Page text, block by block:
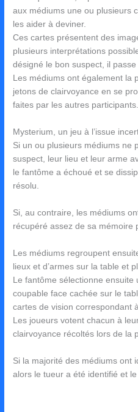
aux médiums une ou plusieurs
les aider à deviner.
Ces cartes présentent des
plusieurs interprétations
désigné le bon suspect, il passe
Les médiums ont également la
jetons de clairvoyance en se
faites par les autres participants.
Mysterium, un jeu à l’issue
Si un ou plusieurs médiums ne
suspect, leur lieu et leur arme
le fantôme a échoué et se
résolu.
Si, au contraire, les médiums
récupéré assez de sa mémoire
Les médiums regroupent
lieux et d’armes sur la table et
Le fantôme sélectionne
coupable face cachée sur le
cartes de vision correspondant
Les joueurs votent chacun à
clairvoyance récoltés lors de la
Si la majorité des médiums ont
alors le tueur a été identifié et